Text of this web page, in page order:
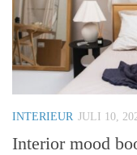
INTERIEUR JULI 10,
Interior mood